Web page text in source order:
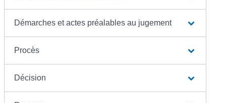
Démarches et actes préalables au jugement
Procès
Décision